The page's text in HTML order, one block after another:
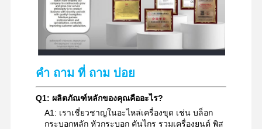
คํา ถาม ที่ ถาม บ่อย
Q1: ผลิตภัณฑ์หลักของคุณคืออะไร?
A1: เราเชี่ยวชาญในอะไหล่เครื่องขุด เช่น บล็อก
กระบอกหลัก หัวกระบอก คันไกร รวมเครื่องยนต์ พิส